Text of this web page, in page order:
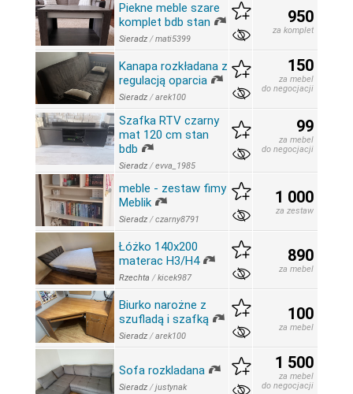
Piekne meble szare
komplet bdb stan
Sieradz /mati5399
950
za komplet
Kanapa rozkładana z
regulacją oparcia
Sieradz /arek100
150
za mebel
do negocjacji
Szafka RTV czarny
mat 120 cm stan
bdb
Sieradz /evva_1985
99
za mebel
do negocjacji
meble - zestaw fimy
Meblik
Sieradz /czarny8791
1 000
za zestaw
Łóżko 140x200
materac H3/H4
Rzechta /kicek987
890
za mebel
Biurko narożne z
szufladą i szafką
Sieradz /arek100
100
za mebel
Sofa rozkladana
Sieradz /justynak
1 500
za mebel
do negocjacji